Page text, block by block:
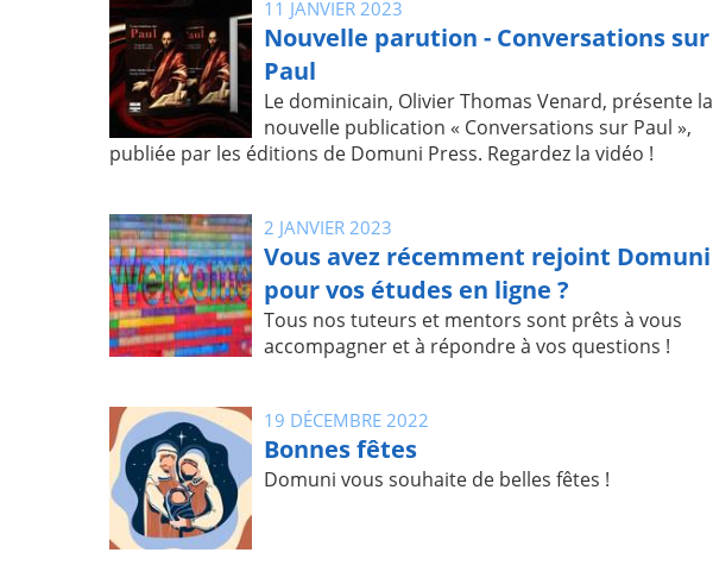
11 JANVIER 2023
Nouvelle parution - Conversations sur
Paul
Le dominicain, Olivier Thomas Venard, présente la
nouvelle publication « Conversations sur Paul »,
publiée par les éditions de Domuni Press. Regardez la vidéo !
2 JANVIER 2023
Vous avez récemment rejoint Domuni
pour vos études en ligne ?
Tous nos tuteurs et mentors sont prêts à vous
accompagner et à répondre à vos questions !
19 DÉCEMBRE 2022
Bonnes fêtes
Domuni vous souhaite de belles fêtes !